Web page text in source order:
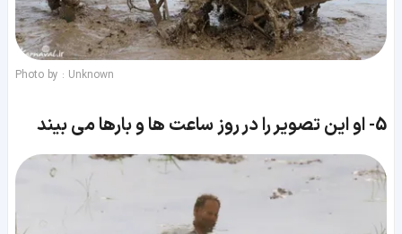
Photo by : Unknown
5- او این تصویر را در روز ساعت ها و بارها می بیند